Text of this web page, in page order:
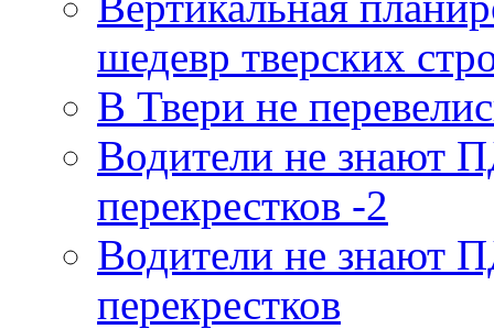
шедевр тверских
В Твери не
Водители не знают
перекрестков -2
Водители не знают
перекрестков